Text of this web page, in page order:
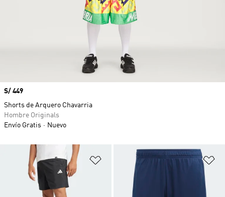
Añadir a la lista de deseos
Precio
S/ 449
Shorts de Arquero Chavarria
Hombre Originals
Envío Gratis
Nuevo